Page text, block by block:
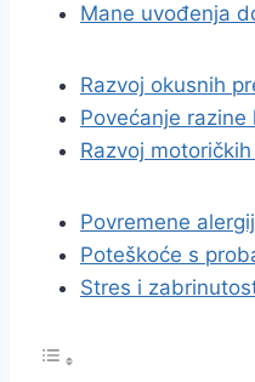
Mane uvođenja
Razvoj okusnih
Povećanje razine
Razvoj
Povremene
Poteškoće s
Stres i